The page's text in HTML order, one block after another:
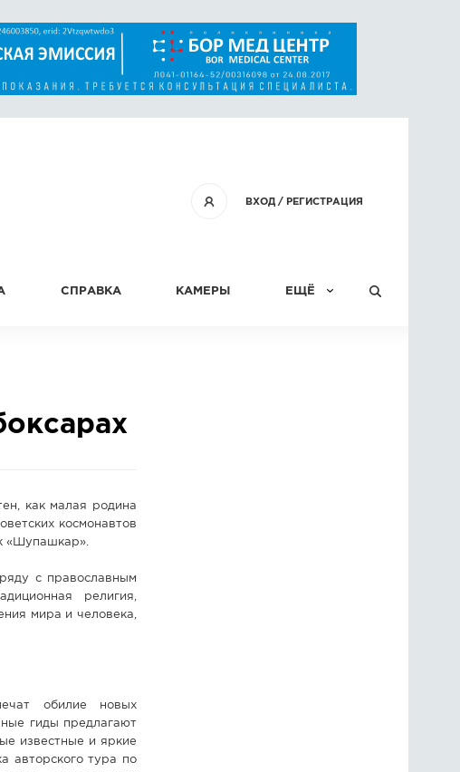
ВХОД/ РЕГИСТРАЦИЯ
СПРАВКА КАМЕРЫ ЕЩЁ
как малая родина
космонавтов
«Шупашкар».
с православным
религия,
мира и человека,
обилие новых
гиды предлагают
известные и яркие
авторского тура по